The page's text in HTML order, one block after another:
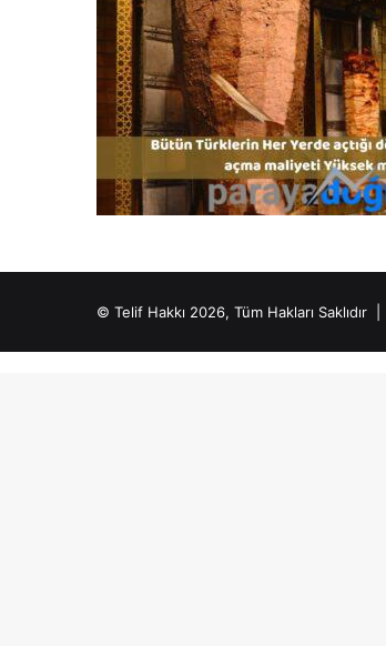
© Telif Hakkı 2026, Tüm Hakları Saklıdır |